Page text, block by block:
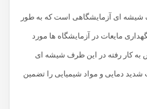
ای آزمایشگاهی است که به طور
مایعات در آزمایشگاه ها مورد
به کار رفته در این ظرف شیشه ای
شدید دمایی و مواد شیمیایی را تضمین